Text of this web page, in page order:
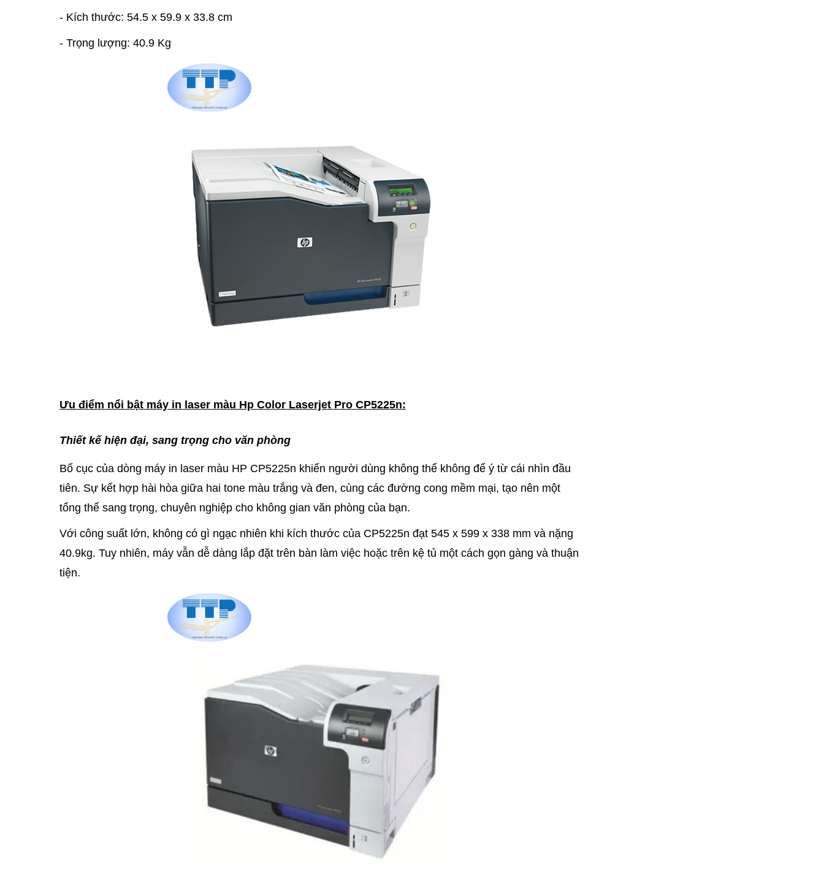
- Kích thước: 54.5 x 59.9 x 33.8 cm
- Trọng lượng: 40.9 Kg
Ưu điểm nổi bật máy in laser màu Hp Color Laserjet Pro CP5225n:
Thiết kế hiện đại, sang trọng cho văn phòng
Bố cục của dòng máy in laser màu HP CP5225n khiến người dùng không thể không để ý từ cái nhìn đầu
tiên. Sự kết hợp hài hòa giữa hai tone màu trắng và đen, cùng các đường cong mềm mại, tạo nên một
tổng thể sang trọng, chuyên nghiệp cho không gian văn phòng của bạn.
Với công suất lớn, không có gì ngạc nhiên khi kích thước của CP5225n đạt 545 x 599 x 338 mm và nặng
40.9kg. Tuy nhiên, máy vẫn dễ dàng lắp đặt trên bàn làm việc hoặc trên kệ tủ một cách gọn gàng và thuận
tiện.